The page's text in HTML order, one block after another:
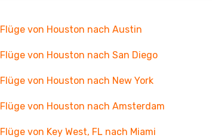
Flüge von Houston nach Austin
Flüge von Houston nach San Diego
Flüge von Houston nach New York
Flüge von Houston nach Amsterdam
Flüge von Key West, FL nach Miami